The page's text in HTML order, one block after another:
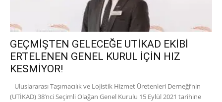
GEÇMİŞTEN GELECEĞE UTİKAD EKİBİ
ERTELENEN GENEL KURUL İÇİN HIZ
KESMİYOR!
Uluslararası Taşımacılık ve Lojistik Hizmet Üretenleri Derneği’nin
(UTİKAD) 38’nci Seçimli Olağan Genel Kurulu 15 Eylül 2021 tarihine